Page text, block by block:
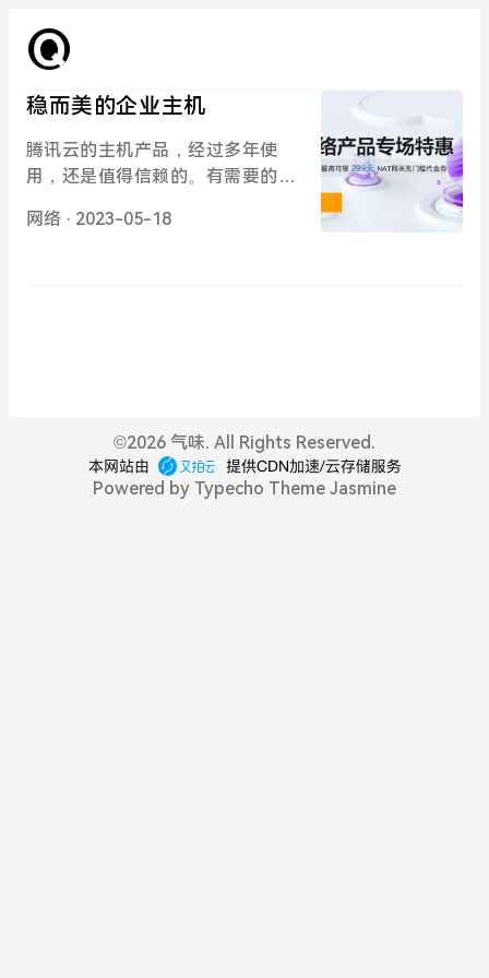
稳而美的企业主机
腾讯云的主机产品，经过多年使
用，还是值得信赖的。有需要的可
云官方优惠通道！
网络 · 2023-05-18
©2026 气味. All Rights Reserved.
Powered by Typecho Theme Jasmine